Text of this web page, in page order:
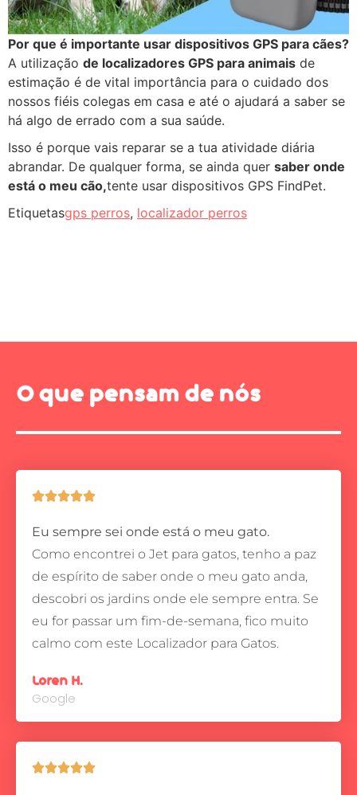
Por que é importante usar dispositivos GPS para cães?
A utilização de localizadores GPS para animais de
estimação é de vital importância para o cuidado dos
nossos fiéis colegas em casa e até o ajudará a saber se
há algo de errado com a sua saúde.
Isso é porque vais reparar se a tua atividade diária
abrandar. De qualquer forma, se ainda quer saber onde
está o meu cão,tente usar dispositivos GPS FindPet.
Etiquetasgps perros, localizador perros
O que pensam de nós

Eu sempre sei onde está o meu gato.
Como encontrei o Jet para gatos, tenho a paz
de espírito de saber onde o meu gato anda,
descobri os jardins onde ele sempre entra. Se
eu for passar um fim-de-semana, fico muito
calmo com este Localizador para Gatos.
Loren H.
Google
